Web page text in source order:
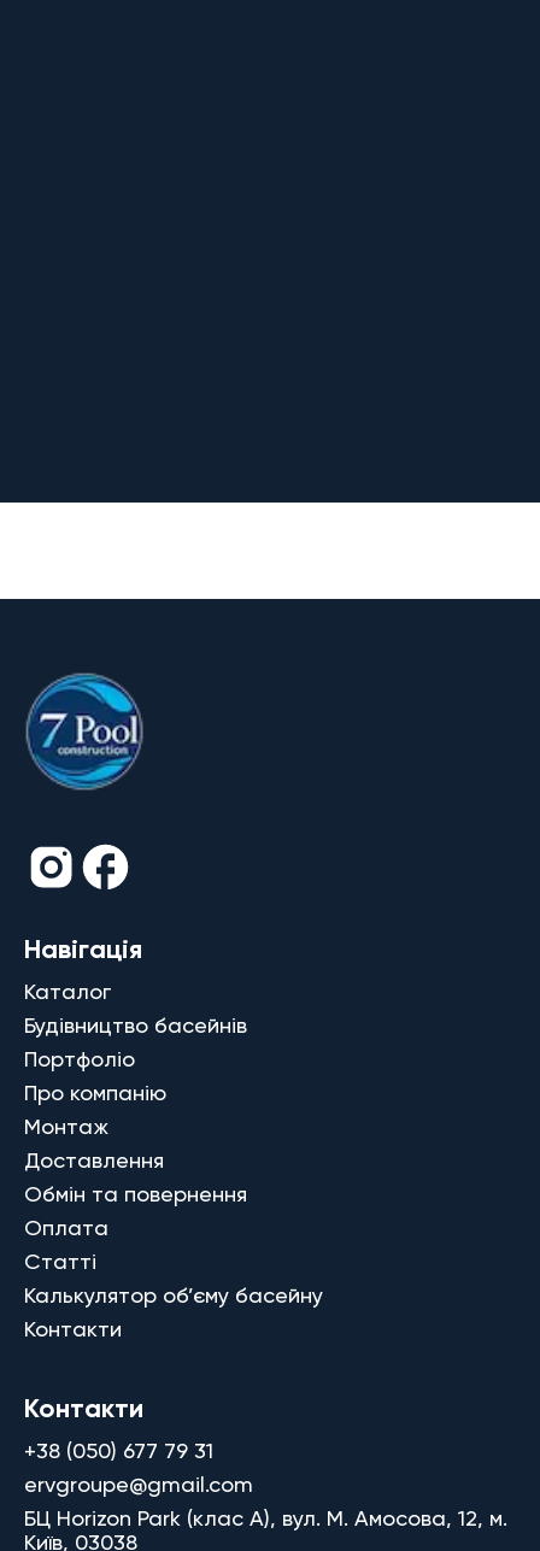
Навігація
Каталог
Будівництво басейнів
Портфоліо
Про компанію
Монтаж
Доставлення
Обмін та повернення
Оплата
Статті
Калькулятор об’єму басейну
Контакти
Контакти
+38 (050) 677 79 31
ervgroupe@gmail.com
БЦ Horizon Park (клас A), вул. М. Амосова, 12, м.
Київ, 03038